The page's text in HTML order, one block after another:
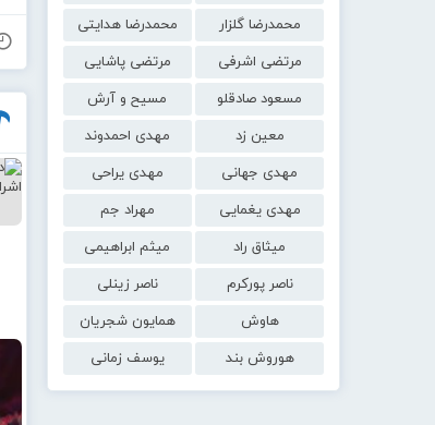
محمدرضا گلزار
محمدرضا هدایتی
مرتضی اشرفی
مرتضی پاشایی
مسعود صادقلو
مسیح و آرش
معین زد
مهدی احمدوند
مهدی جهانی
مهدی یراحی
مهدی یغمایی
مهراد جم
میثاق راد
میثم ابراهیمی
ناصر پورکرم
ناصر زینلی
هاوش
همایون شجریان
هوروش بند
یوسف زمانی